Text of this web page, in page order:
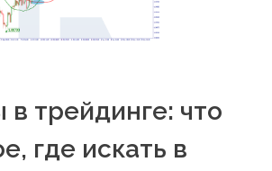
в трейдинге: что
где искать в